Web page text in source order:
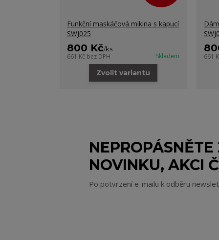
Funkční maskáčová mikina s kapucí
SWJ025
800 Kč/ks
661 Kč bez DPH Skladem
Zvolit variantu
661
NOVINKU, AKCI
Po potvrzení e-mailu k odběru